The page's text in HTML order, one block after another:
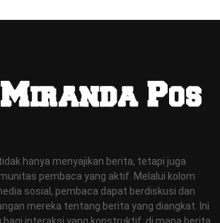
hanya menyajikan berita, tetapi juga
pembaca yang aktif. Melalui kolom
sosial, pembaca dapat berdiskusi dan
mereka tentang berita yang diangkat. Ini
bagi interaksi yang konstruktif, di mana berita